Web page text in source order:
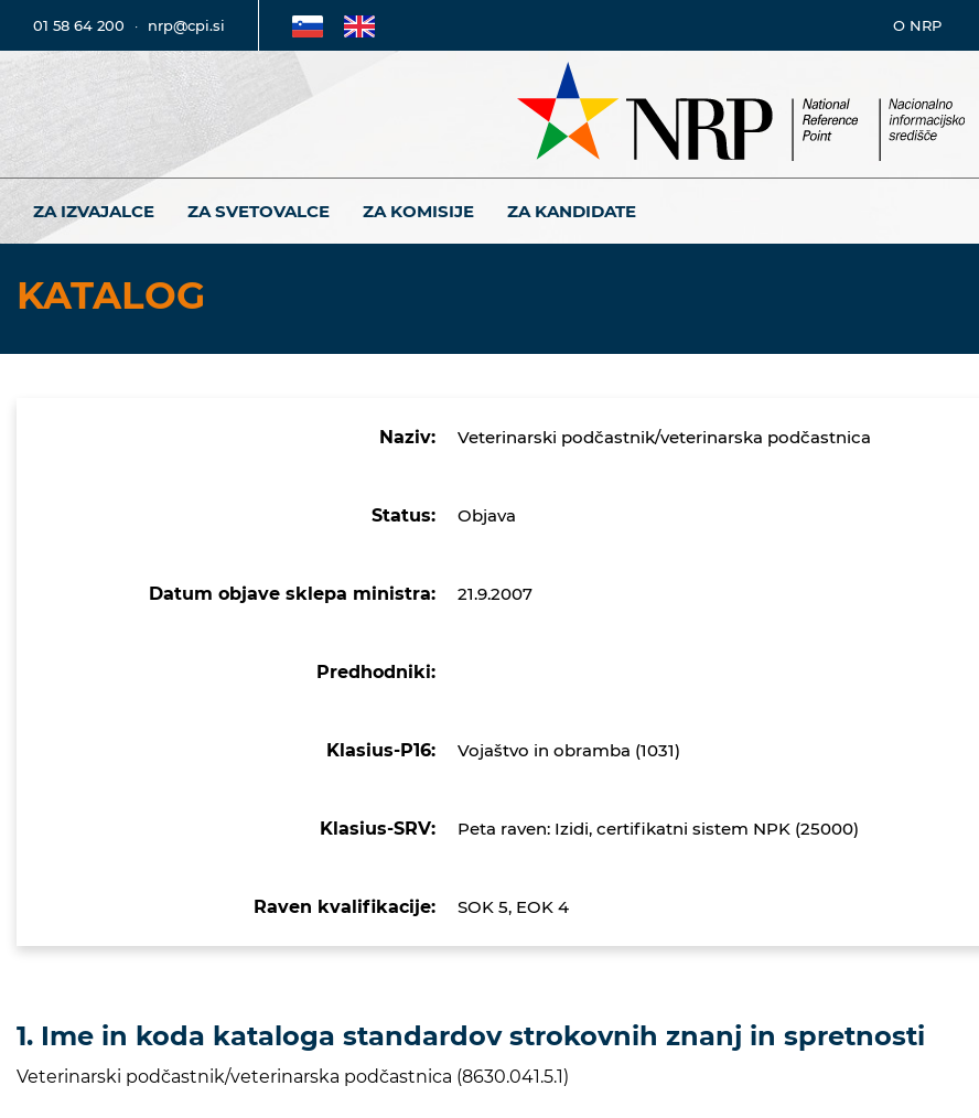
01 58 64 200 · nrp@cpi.si O NRP
ZA IZVAJALCE ZA SVETOVALCE ZA KOMISIJE ZA KANDIDATE
KATALOG
Naziv: Veterinarski podčastnik/veterinarska podčastnica
Status: Objava
Datum objave sklepa ministra: 21.9.2007
Predhodniki:
Klasius-P16: Vojaštvo in obramba (1031)
Klasius-SRV: Peta raven: Izidi, certifikatni sistem NPK (25000)
Raven kvalifikacije: SOK 5, EOK 4
1. Ime in koda kataloga standardov strokovnih znanj in spretnosti
Veterinarski podčastnik/veterinarska podčastnica (8630.041.5.1)